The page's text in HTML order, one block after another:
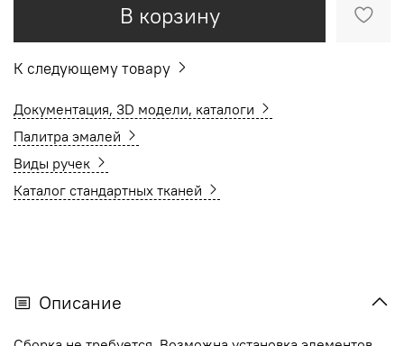
В корзину
К следующему товару
Документация, 3D модели, каталоги
Палитра эмалей
Виды ручек
Каталог стандартных тканей
Описание